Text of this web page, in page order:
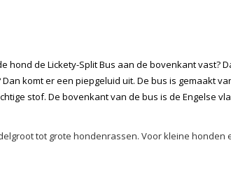
hond de Lickety-Split Bus aan de bovenkant vast?
komt er een piepgeluid uit. De bus is gemaakt
stof. De bovenkant van de bus is de Engelse
tot grote hondenrassen. Voor kleine honden